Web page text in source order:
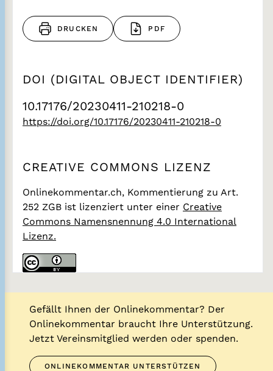
DRUCKEN PDF
DOI (DIGITAL OBJECT IDENTIFIER)
10.17176/20230411-210218-0
https://doi.org/10.17176/20230411-210218-0
CREATIVE COMMONS LIZENZ
Onlinekommentar.ch, Kommentierung zu Art.
252 ZGB ist lizenziert unter einer Creative
Commons Namensnennung 4.0 International
Lizenz.
Gefällt Ihnen der Onlinekommentar? Der
Onlinekommentar braucht Ihre Unterstützung.
Jetzt Vereinsmitglied werden oder spenden.
ONLINEKOMMENTAR UNTERSTÜTZEN